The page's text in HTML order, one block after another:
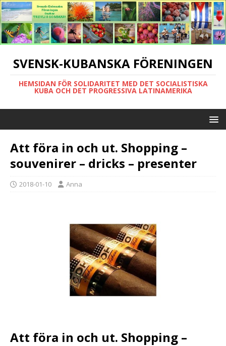
SVENSK-KUBANSKA FÖRENINGEN
HEMSIDAN FÖR SOLIDARITET MED DET SOCIALISTISKA
KUBA OCH DET PROGRESSIVA LATINAMERIKA
Att föra in och ut. Shopping –
souvenirer – dricks – presenter
2018-01-10 Anna
Att föra in och ut. Shopping –